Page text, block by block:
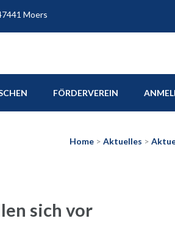
Moers
FÖRDERVEREIN
Home > Aktuelles >
sich vor